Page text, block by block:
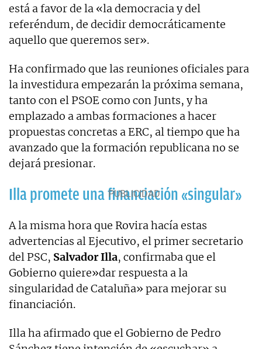
está a favor de la «la democracia y del
referéndum, de decidir democráticamente
aquello que queremos ser».
Ha confirmado que las reuniones oficiales para
la investidura empezarán la próxima semana,
tanto con el PSOE como con Junts, y ha
emplazado a ambas formaciones a hacer
propuestas concretas a ERC, al tiempo que ha
avanzado que la formación republicana no se
dejará presionar.
Illa promete una financiación «singular»
A la misma hora que Rovira hacía estas
advertencias al Ejecutivo, el primer secretario
del PSC, Salvador Illa, confirmaba que el
Gobierno quiere»dar respuesta a la
singularidad de Cataluña» para mejorar su
financiación.
Illa ha afirmado que el Gobierno de Pedro